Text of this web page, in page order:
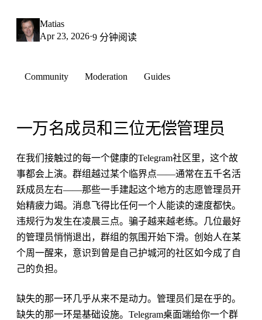
Matias
Apr 23, 2026·9 分钟阅读
Community Moderation Guides
一万名成员和三位无偿管理员
在我们接触过的每一个健康的Telegram社区里，这个故
事都会上演。群组越过某个临界点——通常在五千名活
跃成员左右——那些一手建起这个地方的志愿管理员开
始精疲力竭。消息飞得比任何一个人能读的速度都快。
违规行为发生在凌晨三点。骗子越来越老练。几位最好
的管理员悄悄退出，群组的氛围开始下滑。创始人在某
个周一醒来，意识到曾是自己护城河的社区如今成了自
己的负担。
缺失的那一环几乎从来不是动力。管理员们是在乎的。
缺失的那一环是基础设施。Telegram桌面端给你一个群